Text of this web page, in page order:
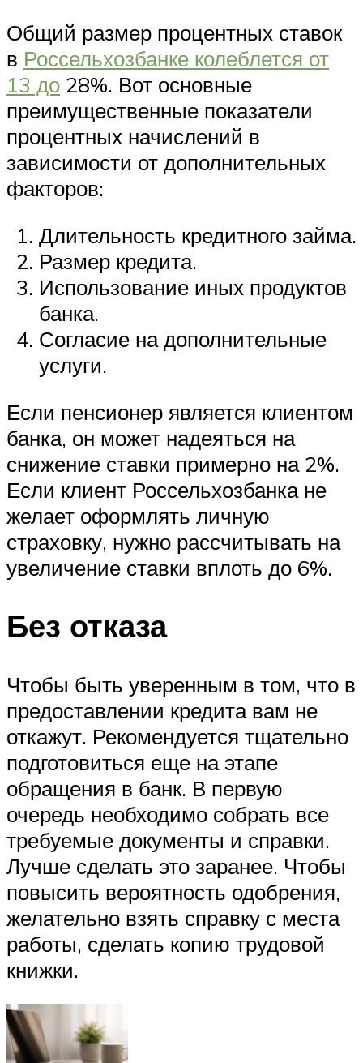
Общий размер процентных ставок
в Россельхозбанке колеблется от
13 до 28%. Вот основные
преимущественные показатели
процентных начислений в
зависимости от дополнительных
факторов:
Длительность кредитного займа.
Размер кредита.
Использование иных продуктов
банка.
Согласие на дополнительные
услуги.
Если пенсионер является клиентом
банка, он может надеяться на
снижение ставки примерно на 2%.
Если клиент Россельхозбанка не
желает оформлять личную
страховку, нужно рассчитывать на
увеличение ставки вплоть до 6%.
Без отказа
Чтобы быть уверенным в том, что в
предоставлении кредита вам не
откажут. Рекомендуется тщательно
подготовиться еще на этапе
обращения в банк. В первую
очередь необходимо собрать все
требуемые документы и справки.
Лучше сделать это заранее. Чтобы
повысить вероятность одобрения,
желательно взять справку с места
работы, сделать копию трудовой
книжки.